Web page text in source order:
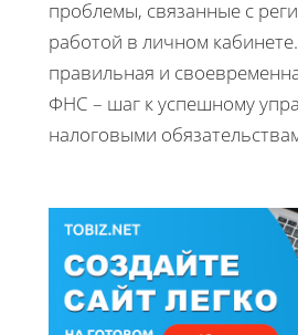
проблемы, связанные с
работой в личном
правильная и
ФНС – шаг к успешному
налоговыми